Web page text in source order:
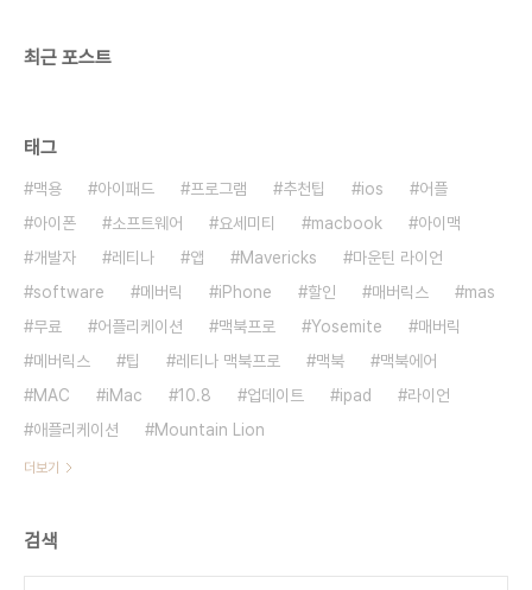
최근 포스트
태그
맥용 아이패드 프로그램 추천팁 ios
어플
아이폰
소프트웨어 요세미티 macbook
아이맥
개발자
레티나 앱 Mavericks
마운틴 라이언
software
메버릭 iPhone 할인 매버릭스
mas
무료
어플리케이션 맥북프로 Yosemite
매버릭
메버릭스
팁 레티나 맥북프로 맥북
맥북에어
MAC
iMac 10.8 업데이트 ipad
라이언
애플리케이션
Mountain Lion
더보기
검색